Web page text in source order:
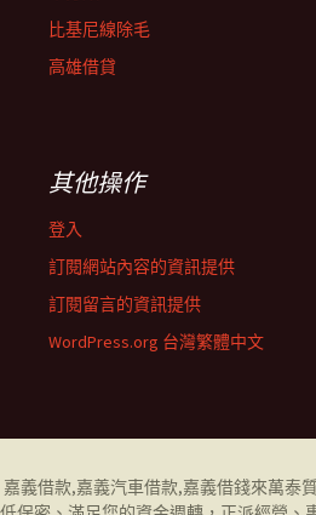
比基尼線除毛
高雄借貸
其他操作
登入
訂閱網站內容的資訊提供
訂閱留言的資訊提供
WordPress.org 台灣繁體中文
嘉義借款,嘉義汽車借款,嘉義借錢來萬泰